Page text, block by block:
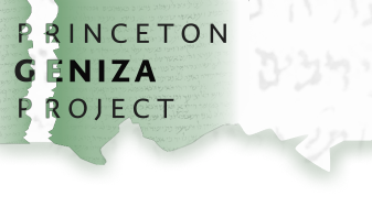
Skip to main content
home